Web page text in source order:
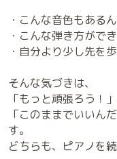
・こんな音色もある
・こんな弾き方がで
・自分より少し先を
そんな気づきは、
「もっと頑張ろう！
「このままでいいん
す。
どちらも、ピアノを